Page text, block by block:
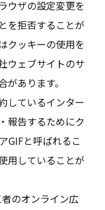
ウザの設定変更を
を拒否することが
クッキーの使用を
ウェブサイトのサ
あります。
しているインター
報告するためにク
GIFと呼ばれるこ
用していることが
のオンライン広